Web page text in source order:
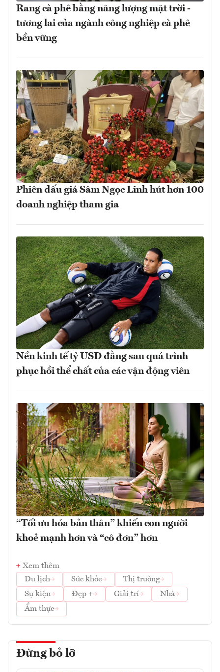
Rang cà phê bằng năng lượng mặt trời -
tương lai của ngành công nghiệp cà phê
bền vững
Phiên đấu giá Sâm Ngọc Linh hút hơn 100
doanh nghiệp tham gia
Nền kinh tế tỷ USD đằng sau quá trình
phục hồi thể chất của các vận động viên
“Tối ưu hóa bản thân” khiến con người
khoẻ mạnh hơn và “cô đơn” hơn
Xem thêm
Du lịch
Sức khỏe
Thị trường
Sự kiện
Đẹp + Giải trí
Nhà
Ẩm thực
Đừng bỏ lỡ